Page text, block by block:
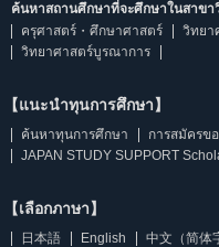
ค้นหาสถานศึกษาที่จะศึกษาในสาข
ครุศาสตร์・ศึกษาศาสตร์
วิทยา
วิทยาศาสตร์บูรณาการ
【แนะนำทุนการศึกษา】
ค้นหาทุนการศึกษา
การสมัครข
JAPAN STUDY SUPPORT
【เลือกภาษา】
日本語 English 中文（简体